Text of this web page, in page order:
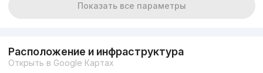
Показать все параметры
Расположение и инфраструктура
Открыть в Google Картах